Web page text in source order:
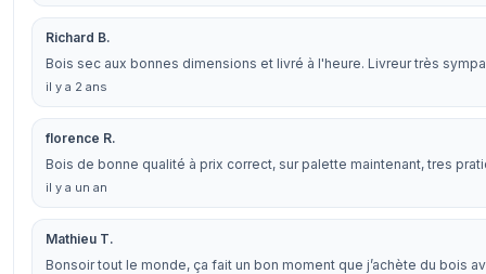
Richard B.
Bois sec aux bonnes dimensions et livré à l'heure. Livreur très
il y a 2 ans
florence R.
Bois de bonne qualité à prix correct, sur palette maintenant, tres
il y a un an
Mathieu T.
Bonsoir tout le monde, ça fait un bon moment que j’achète du